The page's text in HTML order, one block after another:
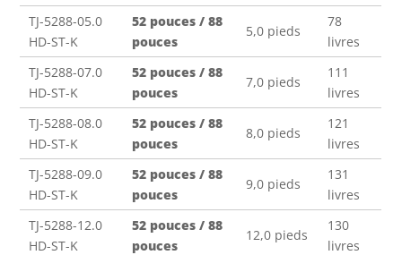
TJ-5288-05.0
HD-ST-K
52 pouces / 88
pouces
5,0 pieds
78
livres
TJ-5288-07.0
HD-ST-K
52 pouces / 88
pouces
7,0 pieds
111
livres
TJ-5288-08.0
HD-ST-K
52 pouces / 88
pouces
8,0 pieds
121
livres
TJ-5288-09.0
HD-ST-K
52 pouces / 88
pouces
9,0 pieds
131
livres
TJ-5288-12.0
HD-ST-K
52 pouces / 88
pouces
12,0 pieds
130
livres